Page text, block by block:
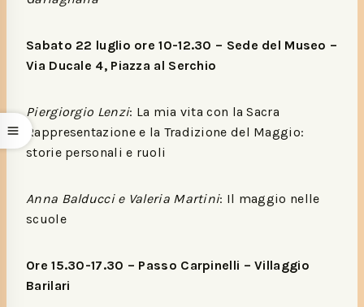
Sabato 22 luglio ore 10-12.30 – Sede del Museo –
Via Ducale 4, Piazza al Serchio
Piergiorgio Lenzi: La mia vita con la Sacra
Rappresentazione e la Tradizione del Maggio:
storie personali e ruoli
Anna Balducci e Valeria Martini: Il maggio nelle
scuole
Ore 15.30-17.30 – Passo Carpinelli – Villaggio
Barilari